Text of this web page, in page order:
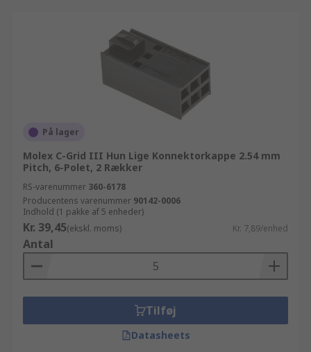
På lager
Molex C-Grid III Hun Lige Konnektorkappe 2.54 mm
Pitch, 6-Polet, 2 Rækker
RS-varenummer 360-6178
Producentens varenummer 90142-0006
Indhold (1 pakke af 5 enheder)
Kr. 39,45(ekskl. moms) Kr. 7,89/enhed
Antal
Tilføj
Datasheets